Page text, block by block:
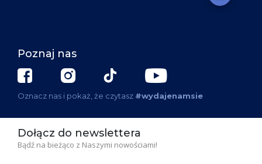
Poznaj nas
Oznacz nas i pokaż, że czytasz #wydajenamsie
Dołącz do newslettera
Bądź na bieżąco z Naszymi nowościami!